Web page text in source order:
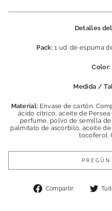
Detalles
Pack:1 ud. de espuma
Color:
Medida /
Material: Envase de cartón.
ácido cítrico, aceite de
perfume, polvo de semilla
palmitato de ascorbilo, aceite
tocoferol.
Compartir
Compartir